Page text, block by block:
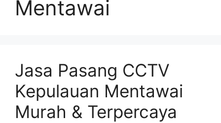
Mentawai
Jasa Pasang CCTV
Kepulauan Mentawai
Murah & Terpercaya